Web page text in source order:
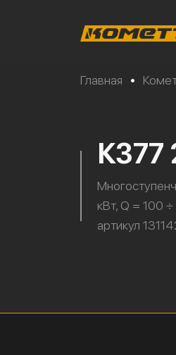
Главная •
кВт, Q = 100
артикул